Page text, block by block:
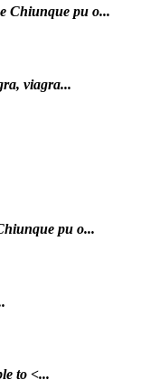
Chiunque pu o...
viagra...
pu o...
to <...